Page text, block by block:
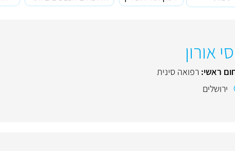
אורון
ראשי: רפואה סינית
ירושלים